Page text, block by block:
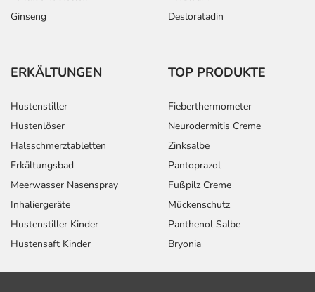
Ginseng
Desloratadin
ERKÄLTUNGEN
Hustenstiller
Hustenlöser
Halsschmerztabletten
Erkältungsbad
Meerwasser Nasenspray
Inhaliergeräte
Hustenstiller Kinder
Hustensaft Kinder
TOP PRODUKTE
Fieberthermometer
Neurodermitis Creme
Zinksalbe
Pantoprazol
Fußpilz Creme
Mückenschutz
Panthenol Salbe
Bryonia